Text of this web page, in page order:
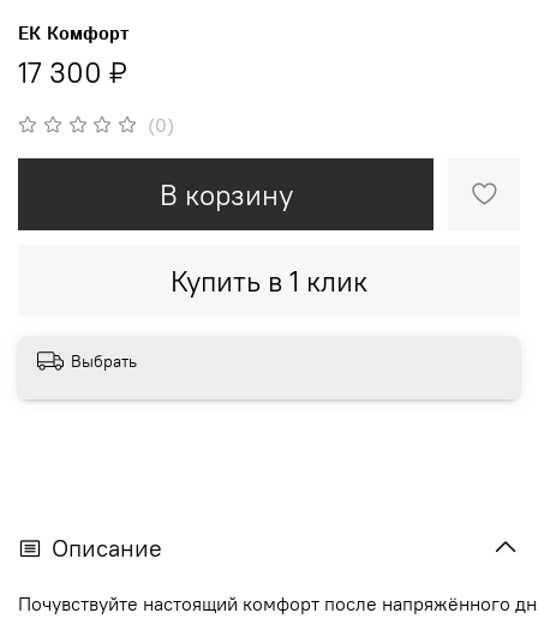
(0)
ЕК Комфорт
17 300 ₽
В корзину
Купить в 1 клик
Выбрать
Описание
Почувствуйте настоящий комфорт после напряжённого